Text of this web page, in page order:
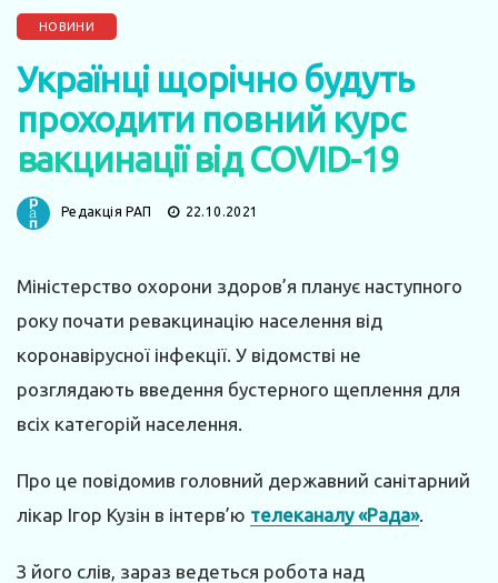
НОВИНИ
Українці щорічно будуть
проходити повний курс
вакцинації від COVID-19
Редакція РАП 22.10.2021
Міністерство охорони здоров’я планує наступного
року почати ревакцинацію населення від
коронавірусної інфекції. У відомстві не
розглядають введення бустерного щеплення для
всіх категорій населення.
Про це повідомив головний державний санітарний
лікар Ігор Кузін в інтерв’ю телеканалу «Рада».
З його слів, зараз ведеться робота над